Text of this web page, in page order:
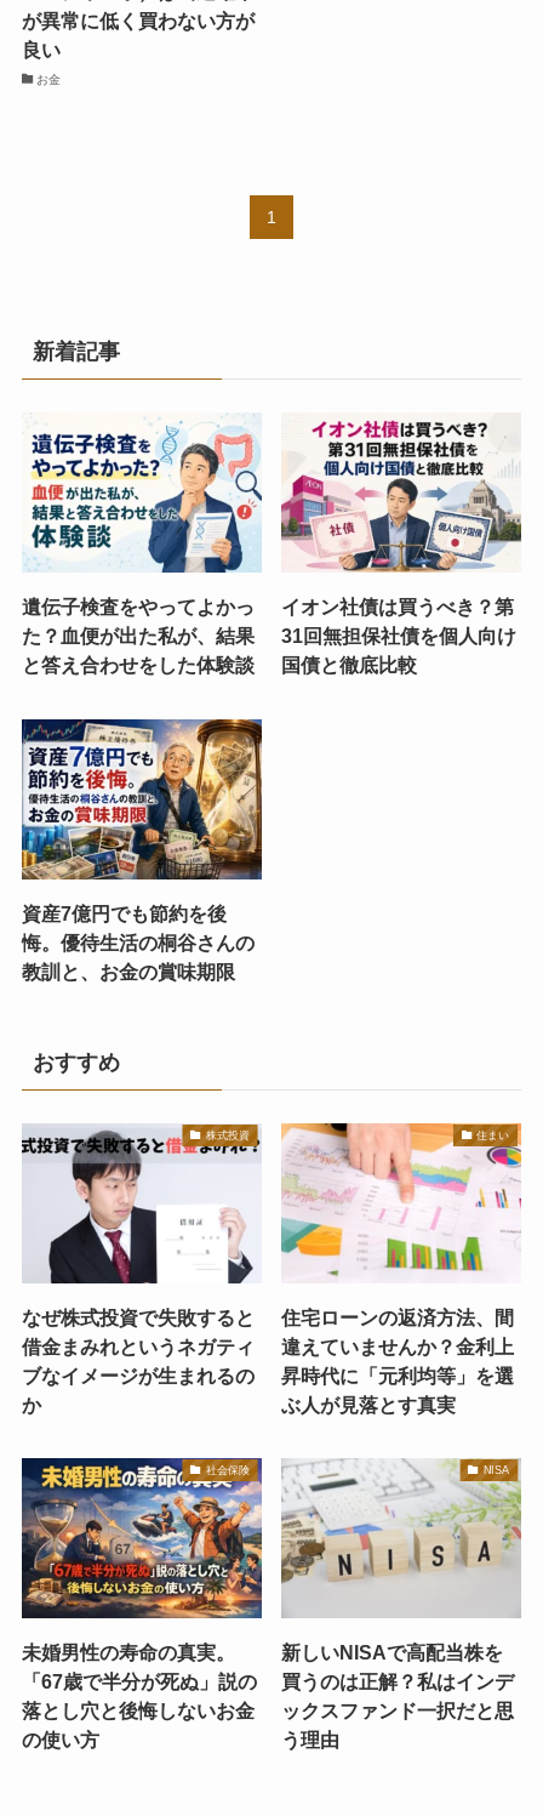
が異常に低く買わない方が
良い
お金
1
新着記事
遺伝子検査をやってよかっ
た？血便が出た私が、結果
と答え合わせをした体験談
イオン社債は買うべき？第
31回無担保社債を個人向け
国債と徹底比較
資産7億円でも節約を後
悔。優待生活の桐谷さんの
教訓と、お金の賞味期限
おすすめ
株式投資
なぜ株式投資で失敗すると
借金まみれというネガティ
ブなイメージが生まれるの
か
住まい
住宅ローンの返済方法、間
違えていませんか？金利上
昇時代に「元利均等」を選
ぶ人が見落とす真実
社会保険
未婚男性の寿命の真実。
「67歳で半分が死ぬ」説の
落とし穴と後悔しないお金
の使い方
NISA
新しいNISAで高配当株を
買うのは正解？私はインデ
ックスファンド一択だと思
う理由